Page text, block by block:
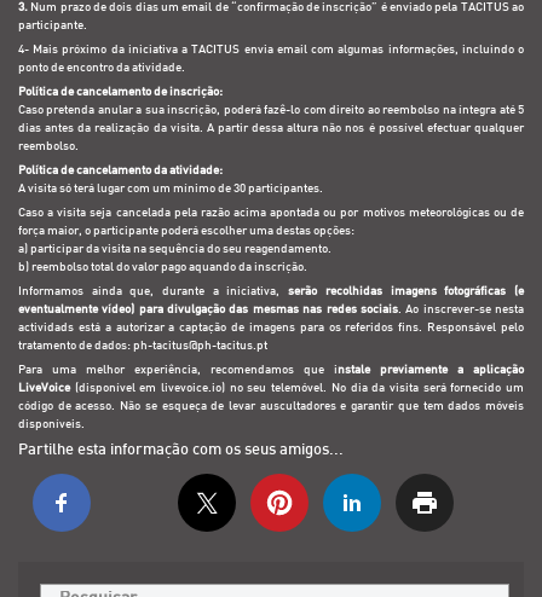
3. Num prazo de dois dias um email de “confirmação de inscrição” é enviado pela TACITUS ao
participante.
4- Mais próximo da iniciativa a TACITUS envia email com algumas informações, incluindo o
ponto de encontro da atividade.
Política de cancelamento de inscrição:
Caso pretenda anular a sua inscrição, poderá fazê-lo com direito ao reembolso na íntegra até 5
dias antes da realização da visita. A partir dessa altura não nos é possível efectuar qualquer
reembolso.
Política de cancelamento da atividade:
A visita só terá lugar com um mínimo de 30 participantes.
Caso a visita seja cancelada pela razão acima apontada ou por motivos meteorológicas ou de
força maior, o participante poderá escolher uma destas opções:
a) participar da visita na sequência do seu reagendamento.
b) reembolso total do valor pago aquando da inscrição.
Informamos ainda que, durante a iniciativa,serão recolhidas imagens fotográficas (e
eventualmente vídeo) para divulgação das mesmas nas redes sociais. Ao inscrever-se nesta
actividads está a autorizar a captação de imagens para os referidos fins. Responsável pelo
tratamento de dados: ph-tacitus@ph-tacitus.pt
Para uma melhor experiência, recomendamos que i nstale previamente a aplicação
LiveVoice(disponível emlivevoice.io) no seu telemóvel. No dia da visita será fornecido um
código de acesso. Não se esqueça de levar auscultadores e garantir que tem dados móveis
disponíveis.
Partilhe esta informação com os seus amigos...